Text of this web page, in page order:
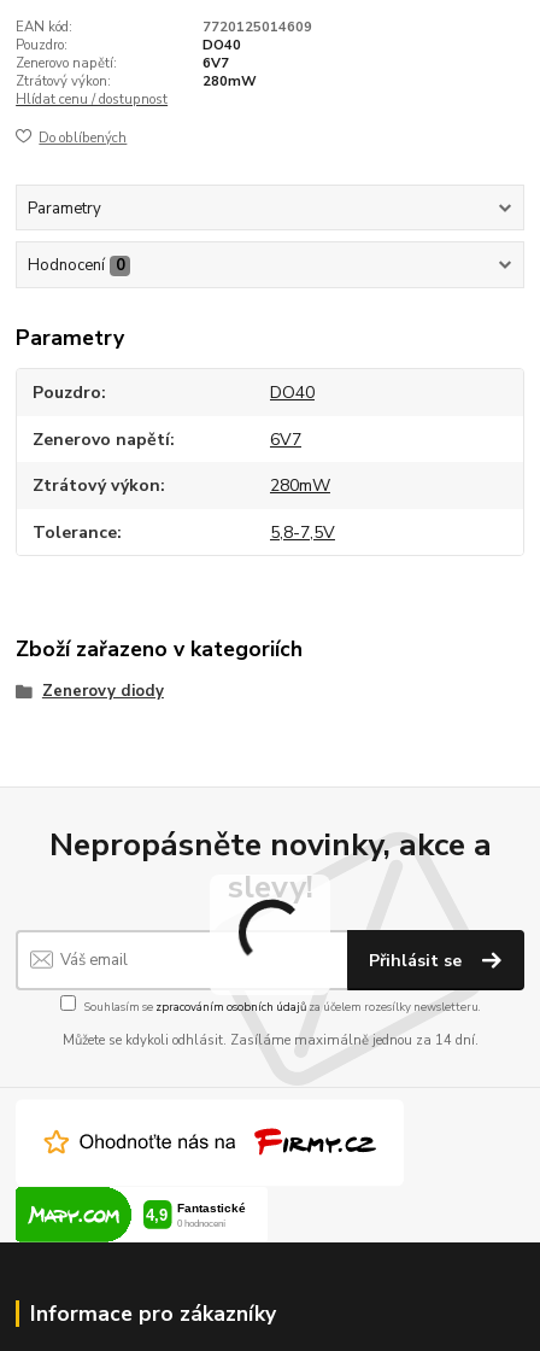
EAN kód:
7720125014609
Pouzdro:
DO40
Zenerovo napětí:
6V7
Ztrátový výkon:
280mW
Hlídat cenu / dostupnost
Do oblíbených
Parametry
Hodnocení 0
Parametry
Pouzdro DO40
Zenerovo napětí 6V7
Ztrátový výkon 280mW
Tolerance 5,8-7,5V
Zboží zařazeno v kategoriích
Zenerovy diody
Nepropásněte novinky, akce a
slevy!
Přihlásit se
Souhlasím se zpracováním osobních údajůza účelem rozesílky newsletteru.
Můžete se kdykoli odhlásit. Zasíláme maximálně jednou za 14 dní.
Informace pro zákazníky